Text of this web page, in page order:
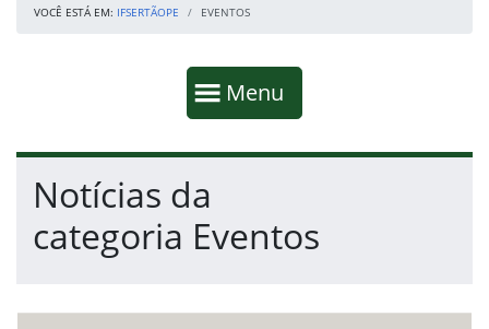
VOCÊ ESTÁ EM: IFSERTÃOPE EVENTOS
Mostrar
Menu
Fim da navegação
Início do conteúdo
Notícias da
categoria Eventos